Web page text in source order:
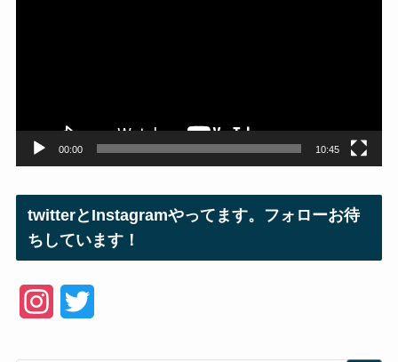
00:00 10:45
twitterとInstagramやってます。フォローお待
ちしています！